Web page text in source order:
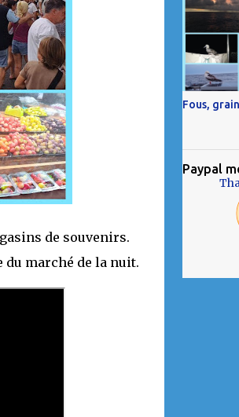
de souvenirs.
marché de la nuit.
Fous,
Paypal